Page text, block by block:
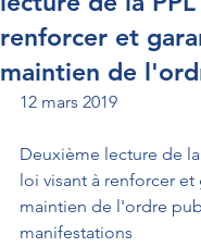
renforcer et
maintien de
12 mars 2019
Deuxième lecture de
loi visant à renforcer et
maintien de l'ordre
manifestations